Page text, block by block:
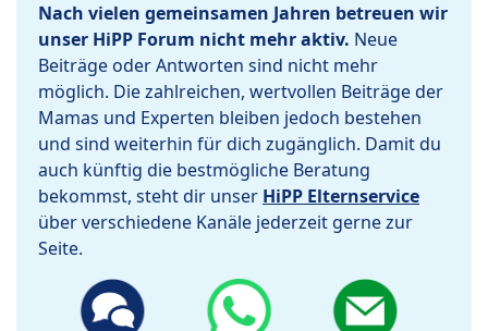
Nach vielen gemeinsamen Jahren betreuen wir
unser HiPP Forum nicht mehr aktiv. Neue
Beiträge oder Antworten sind nicht mehr
möglich. Die zahlreichen, wertvollen Beiträge der
Mamas und Experten bleiben jedoch bestehen
und sind weiterhin für dich zugänglich. Damit du
auch künftig die bestmögliche Beratung
bekommst, steht dir unser HiPP Elternservice
über verschiedene Kanäle jederzeit gerne zur
Seite.